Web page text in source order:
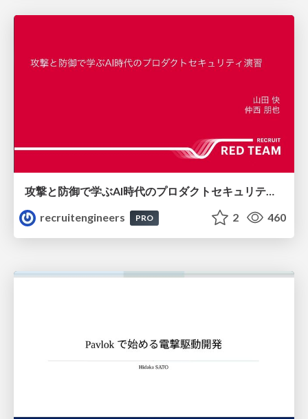
攻撃と防御で学ぶAI時代のプロダクトセキュリティ演習
recruitengineers
PRO 2 460